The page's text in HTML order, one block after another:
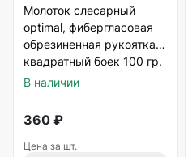
Молоток слесарный
optimal, фибергласовая
обрезиненная рукоятка,
квадратный боек 100 гр.
Matrix
В наличии
360 ₽
Цена за шт.